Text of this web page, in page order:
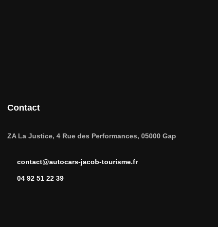
Contact
ZA La Justice, 4 Rue des Performances, 05000 Gap
contact@autocars-jacob-tourisme.fr
04 92 51 22 39